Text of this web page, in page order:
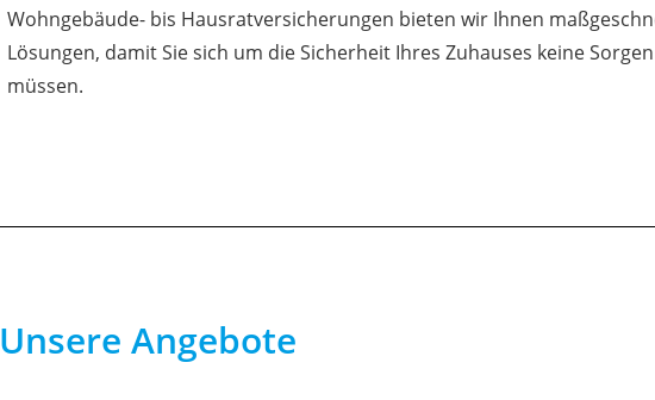
Wohngebäude- bis Hausratversicherungen bieten wir Ihnen
Lösungen, damit Sie sich um die Sicherheit Ihres Zuhauses keine
müssen.
Unsere Angebote